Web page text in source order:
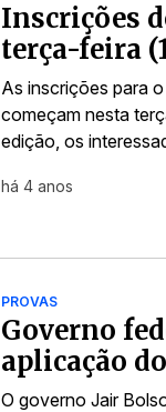
Inscrições
terça-feira
As inscrições para
começam nesta
edição, os
há 4 anos
PROVAS
Governo
aplicação
O governo Jair